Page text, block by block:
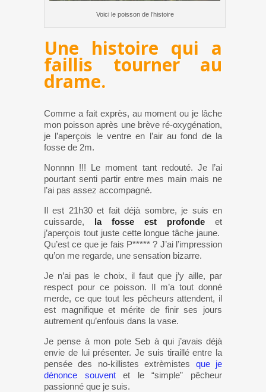
Voici le poisson de l’histoire
Une histoire qui a
faillis tourner au
drame.
Comme a fait exprès, au moment ou je lâche
mon poisson après une brève ré-oxygénation,
je l’aperçois le ventre en l’air au fond de la
fosse de 2m.
Nonnnn !!! Le moment tant redouté. Je l’ai
pourtant senti partir entre mes main mais ne
l’ai pas assez accompagné.
Il est 21h30 et fait déjà sombre, je suis en
cuissarde, la fosse est profonde et
j’aperçois tout juste cette longue tâche jaune.
Qu’est ce que je fais P***** ? J’ai l’impression
qu’on me regarde, une sensation bizarre.
Je n’ai pas le choix, il faut que j’y aille, par
respect pour ce poisson. Il m’a tout donné
merde, ce que tout les pêcheurs attendent, il
est magnifique et mérite de finir ses jours
autrement qu’enfouis dans la vase.
Je pense à mon pote Seb à qui j’avais déjà
envie de lui présenter. Je suis tiraillé entre la
pensée des no-killistes extrèmistes que je
dénonce souventet le “simple” pêcheur
passionné que je suis.